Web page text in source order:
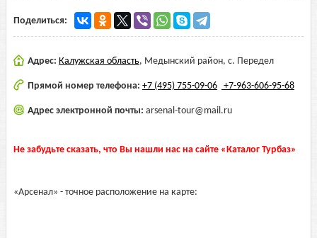
Поделиться:
Адрес: Калужская область, Медынский район, с. Передел
Прямой номер телефона: +7 (495) 755-09-06 +7-963-606-95-68
Адрес электронной почты: arsenal-tour@mail.ru
Не забудьте сказать, что Вы нашли нас на сайте «Каталог Турбаз»
«Арсенал» - точное расположение на карте: